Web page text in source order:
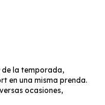
de la temporada,
en una misma prenda.
ocasiones,